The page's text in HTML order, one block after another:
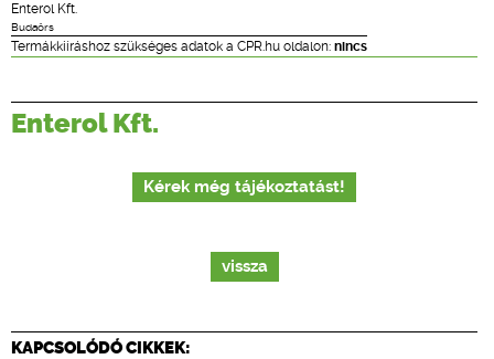
ONLINE KÉPZÉSEK
TERVEZÉSI SEGÉDLETEK
Enterol Kft.
Budaörs
Termákkiíráshoz szükséges adatok a CPR.hu oldalon: nincs
Enterol Kft.
Kérek még tájékoztatást!
vissza
KAPCSOLÓDÓ CIKKEK: